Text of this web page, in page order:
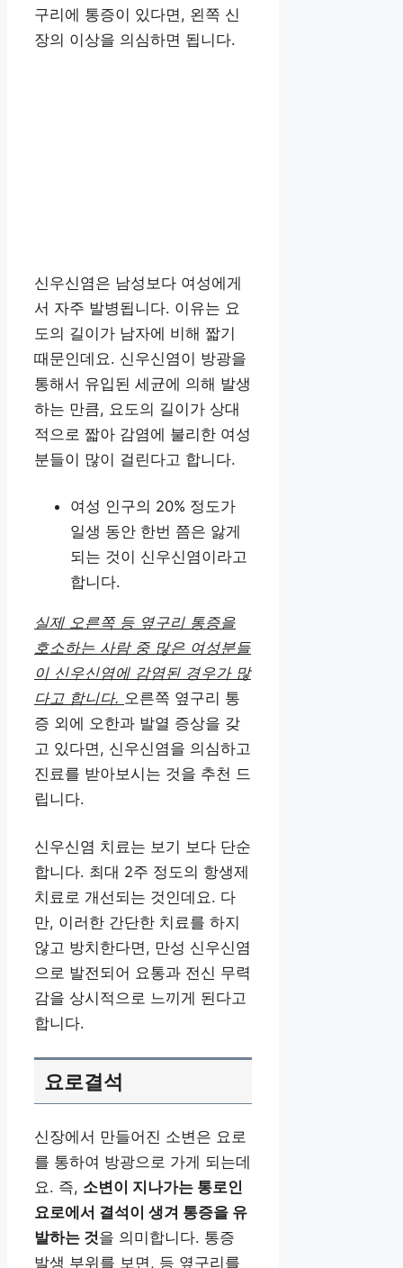
구리에 통증이 있다면, 왼쪽 신
장의 이상을 의심하면 됩니다.
신우신염은 남성보다 여성에게
서 자주 발병됩니다. 이유는 요
도의 길이가 남자에 비해 짧기
때문인데요. 신우신염이 방광을
통해서 유입된 세균에 의해 발생
하는 만큼, 요도의 길이가 상대
적으로 짧아 감염에 불리한 여성
분들이 많이 걸린다고 합니다.
여성 인구의 20% 정도가
일생 동안 한번 쯤은 앓게
되는 것이 신우신염이라고
합니다.
실제 오른쪽 등 옆구리 통증을
호소하는 사람 중 많은 여성분들
이 신우신염에 감염된 경우가 많
다고 합니다. 오른쪽 옆구리 통
증 외에 오한과 발열 증상을 갖
고 있다면, 신우신염을 의심하고
진료를 받아보시는 것을 추천 드
립니다.
신우신염 치료는 보기 보다 단순
합니다. 최대 2주 정도의 항생제
치료로 개선되는 것인데요. 다
만, 이러한 간단한 치료를 하지
않고 방치한다면, 만성 신우신염
으로 발전되어 요통과 전신 무력
감을 상시적으로 느끼게 된다고
합니다.
요로결석
신장에서 만들어진 소변은 요로
를 통하여 방광으로 가게 되는데
요. 즉, 소변이 지나가는 통로인
요로에서 결석이 생겨 통증을 유
발하는 것을 의미합니다. 통증
발생 부위를 보면, 등 옆구리를